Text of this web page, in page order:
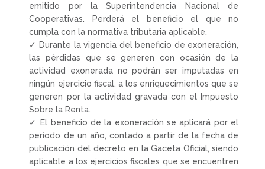
emitido por la Superintendencia Nacional de
Cooperativas. Perderá el beneficio el que no
cumpla con la normativa tributaria aplicable.
✓ Durante la vigencia del beneficio de exoneración,
las pérdidas que se generen con ocasión de la
actividad exonerada no podrán ser imputadas en
ningún ejercicio fiscal, a los enriquecimientos que se
generen por la actividad gravada con el Impuesto
Sobre la Renta.
✓ El beneficio de la exoneración se aplicará por el
período de un año, contado a partir de la fecha de
publicación del decreto en la Gaceta Oficial, siendo
aplicable a los ejercicios fiscales que se encuentren